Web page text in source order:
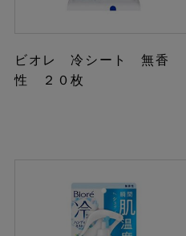
ビオレ 冷シート 無香
性 ２０枚